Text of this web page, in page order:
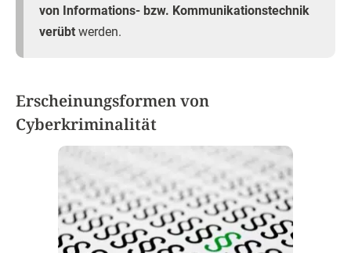
von Informations- bzw. Kommunikationstechnik
verübt werden.
Erscheinungsformen von
Cyberkriminalität